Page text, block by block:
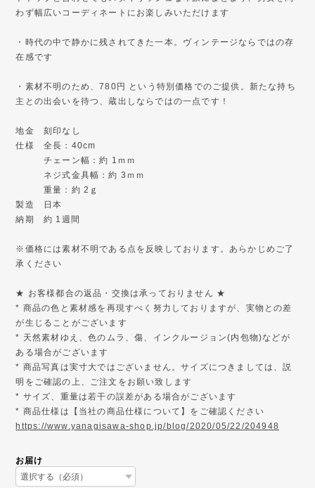
わず幅広いコーディネートにお楽しみいただけます
・時代の中で静かに残されてきた一本。ヴィンテージならではの存
在感です
・素材不明のため、780円 という特別価格でのご提供。新たな持ち
主との出会いを待つ、蔵出しならではの一点です！
地金 刻印なし
仕様 全長：40cm
チェーン幅：約 1ｍｍ
ネジ式金具幅：約 3ｍｍ
重量：約 2ｇ
製造 日本
納期 約 1週間
※価格には素材不明である点を反映しております。あらかじめご了
承ください
★ お客様都合の返品・交換は承っておりません ★
* 商品の色と素材感を再現すべく努力しておりますが、実物との差
が生じることがございます
* 天然素材ゆえ、色のムラ、傷、インクルージョン(内包物)などが
ある場合がございます
* 商品写真は実寸大ではございません。サイズにつきましては、説
明をご確認の上、ご注文をお願い致します
* サイズ、重量は若干の誤差がある場合がございます
* 商品仕様は【当社の商品仕様について】をご確認ください
https://www.yanagisawa-shop.jp/blog/2020/05/22/204948
お届け